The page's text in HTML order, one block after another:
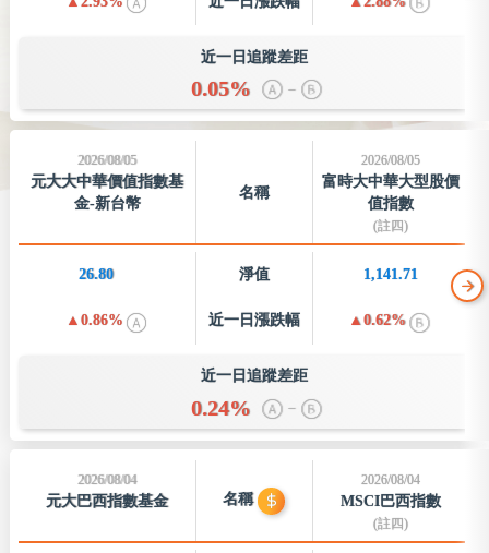
近一日追蹤差距
0.05% –
名稱
2026/08/05
元大大中華價值指數基
金-新台幣
2026/08/05
富時大中華大型股價
值指數
(註四)
淨值
26.80 1,141.71
近一日 漲跌幅
0.86% 0.62%
近一日追蹤差距
0.24% –
名稱
2026/08/04
元大巴西指數基金
2026/08/04
MSCI巴西指數
(註四)